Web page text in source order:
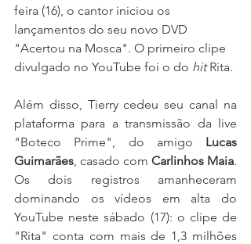
feira (16), o cantor iniciou os
lançamentos do seu novo DVD
"Acertou na Mosca". O primeiro clipe
divulgado no YouTube foi o do hit Rita.
Além disso, Tierry cedeu seu canal na
plataforma para a transmissão da live
"Boteco Prime", do amigo Lucas
Guimarães , casado com Carlinhos Maia.
Os dois registros amanheceram
dominando os vídeos em alta do
YouTube neste sábado (17): o clipe de
"Rita" conta com mais de 1,3 milhões